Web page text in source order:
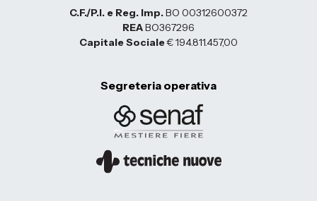
C.F./P.I. e Reg. Imp.BO 00312600372
REABO367296
Capitale Sociale€ 194.811.457,00
Segreteria operativa